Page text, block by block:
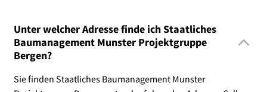
Unter welcher Adresse finde ich Staatliches
Baumanagement Munster Projektgruppe
Bergen?
Sie finden Staatliches Baumanagement Munster